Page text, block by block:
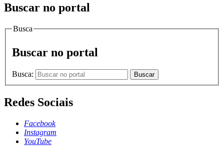
Buscar no portal
Busca
Buscar no portal
Busca: Buscar
Redes Sociais
Facebook
Instagram
YouTube